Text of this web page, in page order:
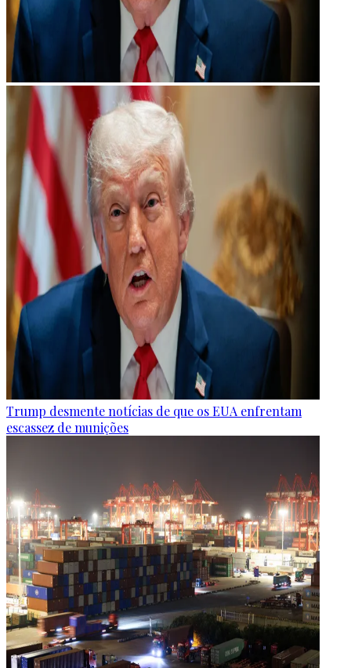
Trump desmente notícias de que os EUA enfrentam
escassez de munições